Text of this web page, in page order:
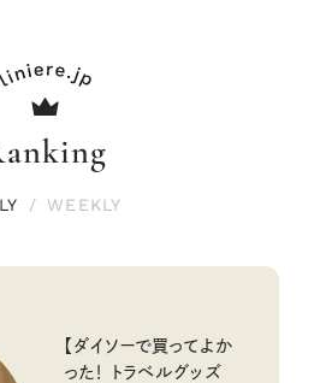
/ WEEKLY
【ダイソーで買ってよか
った！ トラベルグッズ